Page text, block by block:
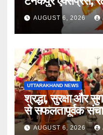
AUGUST 6, 2026
UTTARAKHAND NEWS
श्रद्धा, सुरक्षा और
से सफलतापूर्वक
यात्रा
AUGUST 6, 2026